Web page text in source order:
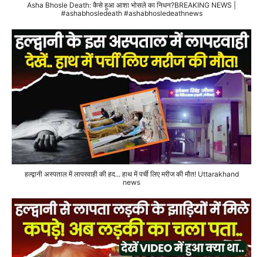
Asha Bhosle Death: कैसे हुआ आशा भोसले का निधन?BREAKING NEWS |
#ashabhosledeath #ashabhosledeathnews
हल्द्वानी अस्पताल में लापरवाही की हद... हाथ में पर्ची लिए मरीज की मौत! Uttarakhand
news